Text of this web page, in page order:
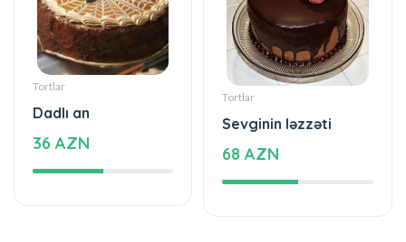
Tortlar
Dadlı an
36 AZN
Tortlar
Sevginin ləzzəti
68 AZN